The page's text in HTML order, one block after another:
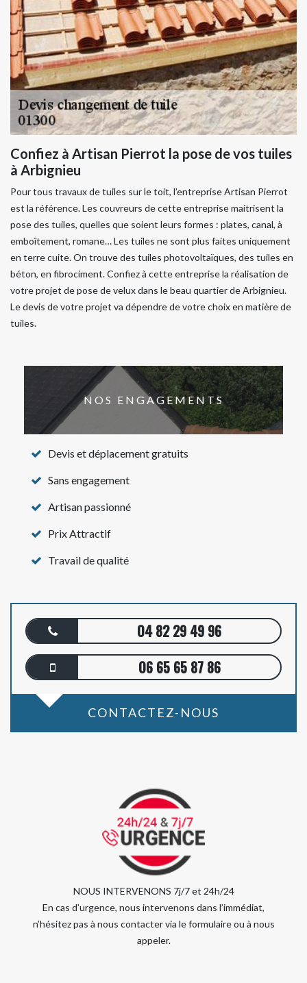
Confiez à Artisan Pierrot la pose de vos tuiles
à Arbignieu
Pour tous travaux de tuiles sur le toit, l’entreprise Artisan Pierrot
est la référence. Les couvreurs de cette entreprise maitrisent la
pose des tuiles, quelles que soient leurs formes : plates, canal, à
emboîtement, romane… Les tuiles ne sont plus faites uniquement
en terre cuite. On trouve des tuiles photovoltaïques, des tuiles en
béton, en fibrociment. Confiez à cette entreprise la réalisation de
votre projet de pose de velux dans le beau quartier de Arbignieu.
Le devis de votre projet va dépendre de votre choix en matière de
tuiles.
NOS ENGAGEMENTS
Devis et déplacement gratuits
Sans engagement
Artisan passionné
Prix Attractif
Travail de qualité
04 82 29 49 96
06 65 65 87 86
CONTACTEZ-NOUS
NOUS INTERVENONS 7j/7 et 24h/24
En cas d’urgence, nous intervenons dans l’immédiat,
n’hésitez pas à nous contacter via le formulaire ou à nous
appeler.